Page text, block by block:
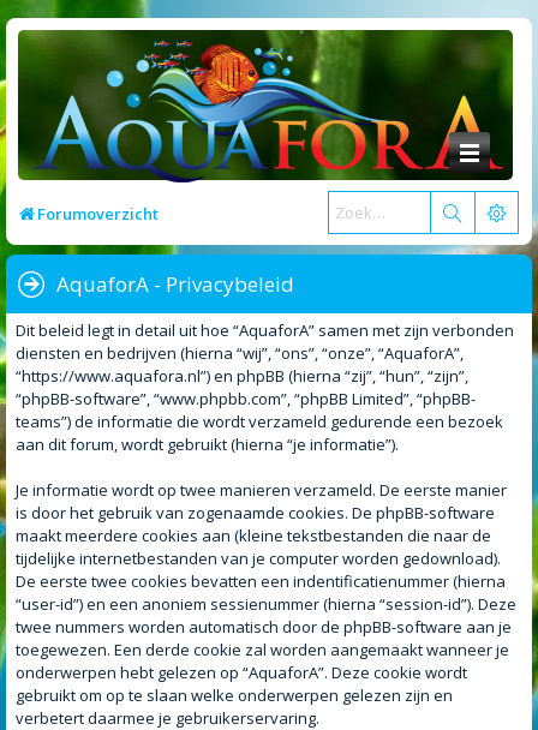
Forumoverzicht
AquaforA - Privacybeleid
Dit beleid legt in detail uit hoe “AquaforA” samen met zijn verbonden
diensten en bedrijven (hierna “wij”, “ons”, “onze”, “AquaforA”,
“https://www.aquafora.nl”) en phpBB (hierna “zij”, “hun”, “zijn”,
“phpBB-software”, “www.phpbb.com”, “phpBB Limited”, “phpBB-
teams”) de informatie die wordt verzameld gedurende een bezoek
aan dit forum, wordt gebruikt (hierna “je informatie”).
Je informatie wordt op twee manieren verzameld. De eerste manier
is door het gebruik van zogenaamde cookies. De phpBB-software
maakt meerdere cookies aan (kleine tekstbestanden die naar de
tijdelijke internetbestanden van je computer worden gedownload).
De eerste twee cookies bevatten een indentificatienummer (hierna
“user-id”) en een anoniem sessienummer (hierna “session-id”). Deze
twee nummers worden automatisch door de phpBB-software aan je
toegewezen. Een derde cookie zal worden aangemaakt wanneer je
onderwerpen hebt gelezen op “AquaforA”. Deze cookie wordt
gebruikt om op te slaan welke onderwerpen gelezen zijn en
verbetert daarmee je gebruikerservaring.